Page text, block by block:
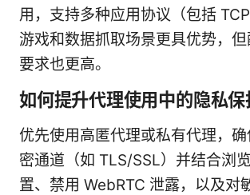
用，支持多种应用协议（包括
游戏和数据抓取场景更具优势，
要求也更高。
如何提升代理使用中的隐私保
优先使用高匿代理或私有代理，
密通道（如 TLS/SSL）并结合浏
置、禁用 WebRTC 泄露，以及对